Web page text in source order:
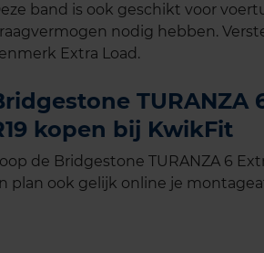
band is ook geschikt voor
nodig hebben.
Extra Load.
TURANZA
kopen bij KwikFit
de Bridgestone TURANZA 6
plan ook gelijk online je